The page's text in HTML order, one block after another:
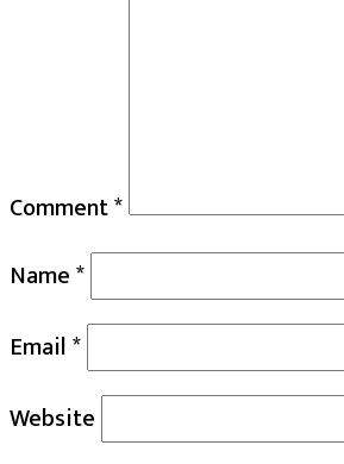
Comment*
Name*
Email*
Website